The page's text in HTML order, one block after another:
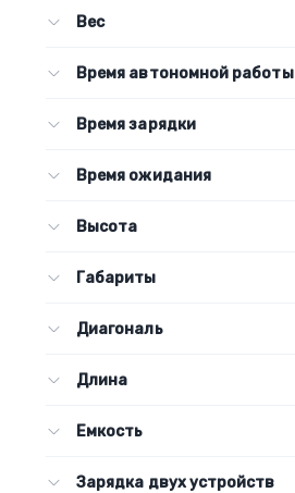
Вес
Время автономной работы
Время зарядки
Время ожидания
Высота
Габариты
Диагональ
Длина
Емкость
Зарядка двух устройств